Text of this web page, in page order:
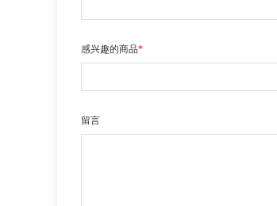
感兴趣的商品*
留言